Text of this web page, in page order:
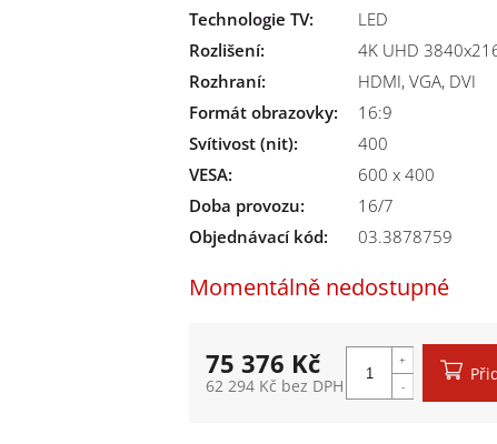
Momentálně nedostupné
Technologie TV:
LED
Rozlišení:
4K UHD
Rozhraní:
HDMI, VGA, DVI
Formát obrazovky:
16:9
Svítivost (nit):
400
VESA:
600 x 400
Doba provozu:
16/7
Objednávací kód:
03.3878759
75 376 Kč
62 294 Kč bez DPH